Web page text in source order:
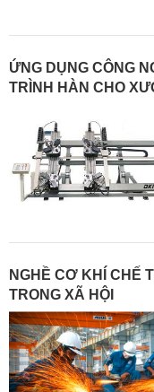
ỨNG DỤNG CÔNG
TRÌNH HÀN CHO
NGHỀ CƠ KHÍ CHẾ
TRONG XÃ HỘI